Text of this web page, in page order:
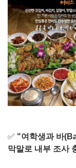
✅ "여학생과 바
막말로 내부 조사